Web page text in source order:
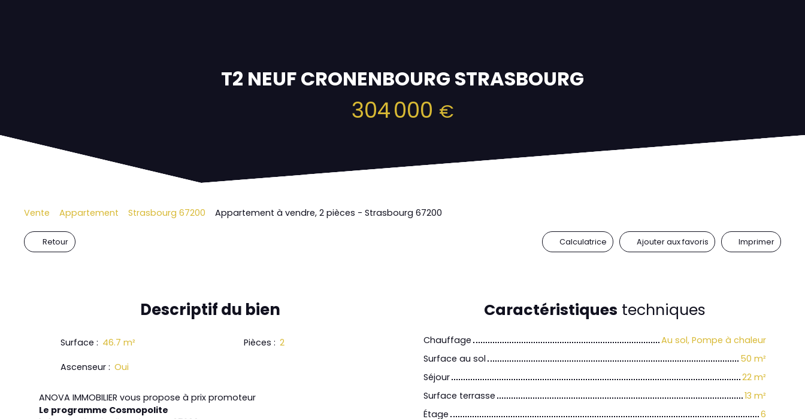
T2 NEUF CRONENBOURG STRASBOURG
304 000 €
Vente Appartement Strasbourg 67200 Appartement à vendre, 2 pièces - Strasbourg 67200
Retour Calculatrice Ajouter aux favoris Imprimer
Descriptifdu bien
Surface : 46.7 m² Pièces : 2
Ascenseur : Oui
ANOVA IMMOBILIER vous propose à prix promoteur
Le programme Cosmopolite
Caractéristiques techniques
Chauffage
Au sol, Pompe à chaleur
Surface au sol
50 m²
Séjour
22 m²
Surface terrasse
13 m²
Étage
6